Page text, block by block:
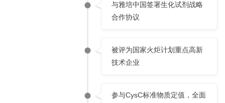
与雅培中国签署生化试剂战略
合作协议
被评为国家火炬计划重点高新
技术企业
参与CysC标准物质定值，全面